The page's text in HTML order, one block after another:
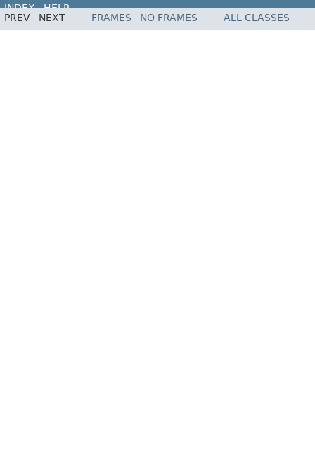
INDEX
HELP
PREV
NEXT FRAMES NO FRAMES ALL CLASSES